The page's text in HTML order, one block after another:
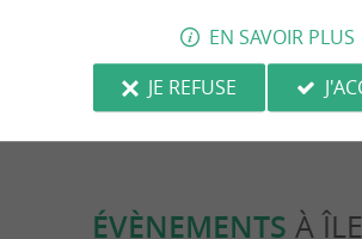
411 m - Île-d'Aix
ÉVÈNEMENTS À
EN SAVOIR PLUS
JE REFUSE